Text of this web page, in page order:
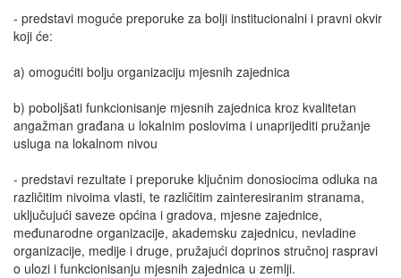
- predstavi moguće preporuke za bolji institucionalni i pravni okvir
koji će:
a) omogućiti bolju organizaciju mjesnih zajednica
b) poboljšati funkcionisanje mjesnih zajednica kroz kvalitetan
angažman građana u lokalnim poslovima i unaprijediti pružanje
usluga na lokalnom nivou
- predstavi rezultate i preporuke ključnim donosiocima odluka na
različitim nivoima vlasti, te različitim zainteresiranim stranama,
uključujući saveze općina i gradova, mjesne zajednice,
međunarodne organizacije, akademsku zajednicu, nevladine
organizacije, medije i druge, pružajući doprinos stručnoj raspravi
o ulozi i funkcionisanju mjesnih zajednica u zemlji.